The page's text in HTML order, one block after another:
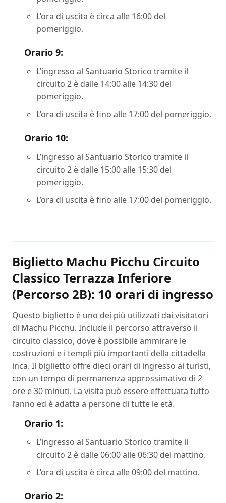
L’ora di uscita è circa alle 16:00 del
pomeriggio.
Orario 9:
L’ingresso al Santuario Storico tramite il
circuito 2 è dalle 14:00 alle 14:30 del
pomeriggio.
L’ora di uscita è fino alle 17:00 del pomeriggio.
Orario 10:
L’ingresso al Santuario Storico tramite il
circuito 2 è dalle 15:00 alle 15:30 del
pomeriggio.
L’ora di uscita è fino alle 17:00 del pomeriggio.
Biglietto Machu Picchu Circuito
Classico Terrazza Inferiore
(Percorso 2B): 10 orari di ingresso
Questo biglietto è uno dei più utilizzati dai visitatori
di Machu Picchu. Include il percorso attraverso il
circuito classico, dove è possibile ammirare le
costruzioni e i templi più importanti della cittadella
inca. Il biglietto offre dieci orari di ingresso ai turisti,
con un tempo di permanenza approssimativo di 2
ore e 30 minuti. La visita può essere effettuata tutto
l’anno ed è adatta a persone di tutte le età.
Orario 1:
L’ingresso al Santuario Storico tramite il
circuito 2 è dalle 06:00 alle 06:30 del mattino.
L’ora di uscita è circa alle 09:00 del mattino.
Orario 2: